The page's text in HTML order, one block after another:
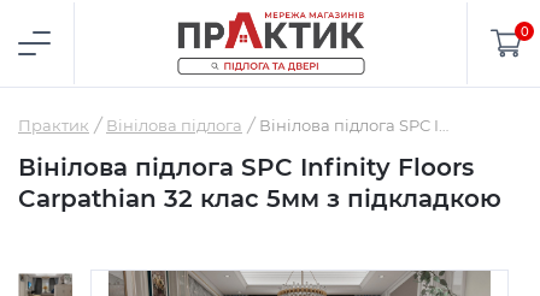
0
Практик Вінілова підлога
Вінілова підлога SPC Infinity Floors
Carpathian 32 клас 5мм з підкладкою